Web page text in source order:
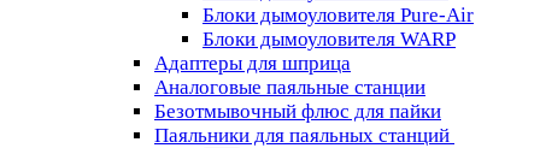
Блоки дымоуловителя Pure-Air
Блоки дымоуловителя WARP
Адаптеры для шприца
Аналоговые паяльные станции
Безотмывочный флюс для пайки
Паяльники для паяльных станций